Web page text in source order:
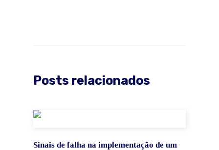
Posts relacionados
Sinais de falha na implementação de um